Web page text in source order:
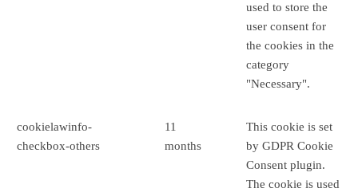
used to store the
user consent for
the cookies in the
category
"Necessary".
cookielawinfo-
checkbox-others
11
months
This cookie is set
by GDPR Cookie
Consent plugin.
The cookie is used